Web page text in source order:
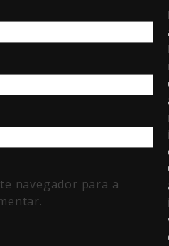
navegador para a